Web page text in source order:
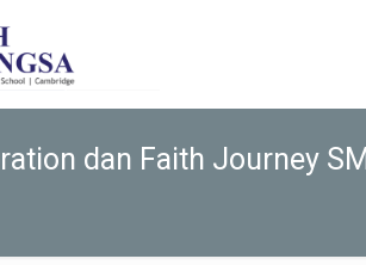
dan Faith Journey